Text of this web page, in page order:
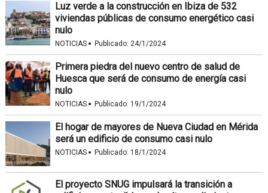
Luz verde a la construcción en Ibiza de 532
viviendas públicas de consumo energético casi
nulo
NOTICIAS · Publicado: 24/1/2024
Primera piedra del nuevo centro de salud de
Huesca que será de consumo de energía casi
nulo
NOTICIAS · Publicado: 19/1/2024
El hogar de mayores de Nueva Ciudad en Mérida
será un edificio de consumo casi nulo
NOTICIAS · Publicado: 18/1/2024
El proyecto SNUG impulsará la transición a